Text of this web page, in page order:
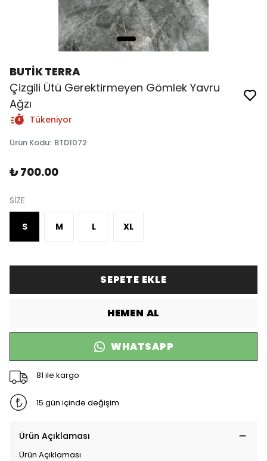
BUTİK TERRA
Çizgili Ütü Gerektirmeyen Gömlek Yavru
Ağzı
Tükeniyor
Ürün Kodu: BTD1072
₺ 700.00
SİZE
S M L XL
SEPETE EKLE
HEMEN AL
WHATSAPP
81 ile kargo
15 gün içinde değişim
Ürün Açıklaması
Ürün Açıklaması